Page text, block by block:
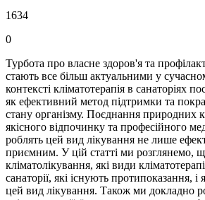
1634
0
Турбота про власне здоров'я та
стають все більш актуальними у
контексті кліматотерапія в санаторіях
як ефективний метод підтримки та
стану організму. Поєднання природних
якісного відпочинку та професійного
роблять цей вид лікування не лише
приємним. У цій статті ми розглянемо,
кліматолікування, які види
санаторії, які існують протипоказання, і
цей вид лікування. Також ми докладно